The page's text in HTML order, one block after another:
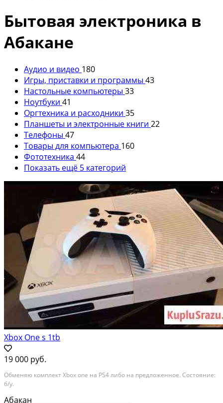
Бытовая электроника в
Абакане
Аудио и видео 180
Игры, приставки и программы 43
Настольные компьютеры 33
Ноутбуки 41
Оргтехника и расходники 35
Планшеты и электронные книги 22
Телефоны 47
Товары для компьютера 160
Фототехника 44
Показать ещё 5 категорий
Xbox One s 1tb
19 000 руб.
Обменяю комплект Xbox one на PS4 либо на предложенное. Состояние:
б/у.
Абакан